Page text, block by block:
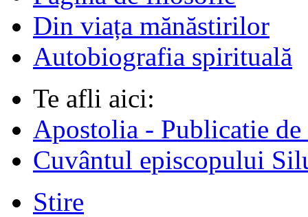
Din viața mănăstirilor
Autobiografia spirituală
Te afli aici:
Apostolia - Publicatie
Cuvântul episcopului
Stire